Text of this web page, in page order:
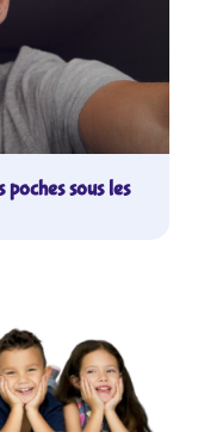
sous les